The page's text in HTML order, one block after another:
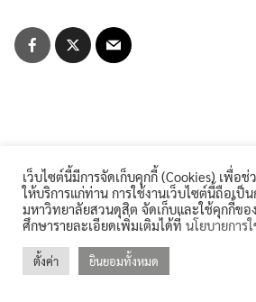
ประกาศจาก อว. และคุรุสภา
ระบบและสิ่งอำนวยความสะดวก ส
รายงานจำนวนนักศึกษาต่างชาติ
รายงานจำนวนนักศึกษาบกพร่อง
©2026 REGIS.DUSIT.AC.TH. ALL
เว็บไซต์นี้มีการจัดเก็บคุกกี้ (Cookies) เพื่อ
ให้บริการแก่ท่าน การใช้งานเว็บไซต์นี้ถือเป็
มหาวิทยาลัยสวนดุสิต จัดเก็บและใช้คุกกี้ขอ
ศึกษารายละเอียดเพิ่มเติมได้ที่ นโยบายการ
ตั้งค่า ยินยอมทั้งหมด